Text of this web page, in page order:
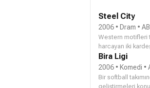
Steel City
2006 • Dram •
Western motifleri
harcayan iki
Bira Ligi
2006 • Komedi •
Bir softball
geliştirmeleri